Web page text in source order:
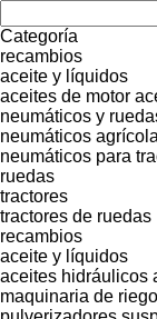
Categoría
recambios
aceite y líquidos
aceites de motor
neumáticos y
neumáticos
neumáticos para
ruedas
tractores
tractores de ruedas
recambios
aceite y líquidos
aceites hidráulicos
maquinaria de riego